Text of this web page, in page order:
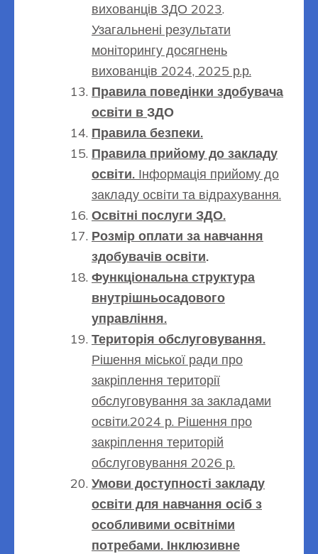
вихованців ЗДО 2023.
Узагальнені результати
моніторингу досягнень
вихованців 2024, 2025 р.р.
Правила поведінки здобувача
освіти в ЗДО
Правила безпеки.
Правила прийому до закладу
освіти. Інформація прийому до
закладу освіти та відрахування.
Освітні послуги ЗДО.
Розмір оплати за навчання
здобувачів освіти.
Функціональна структура
внутрішньосадового
управління.
Територія обслуговування.
Рішення міської ради про
закріплення території
обслуговування за закладами
освіти.2024 р. Рішення про
закріплення територій
обслуговування 2026 р.
Умови доступності закладу
освіти для навчання осіб з
особливими освітніми
потребами. Інклюзивне